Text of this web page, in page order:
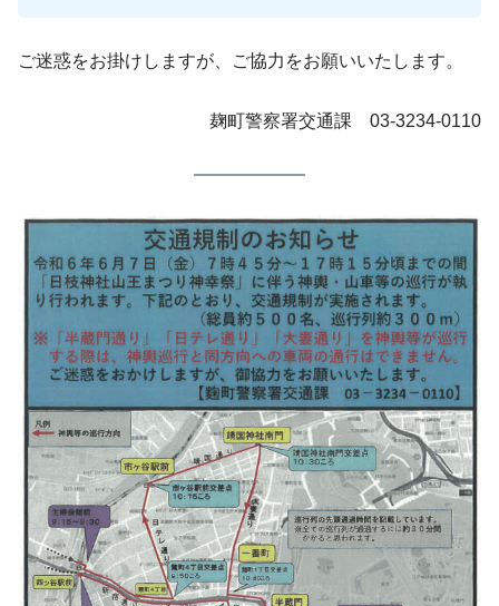
ご迷惑をお掛けしますが、ご協力をお願いいたします。
麹町警察署交通課 03-3234-0110